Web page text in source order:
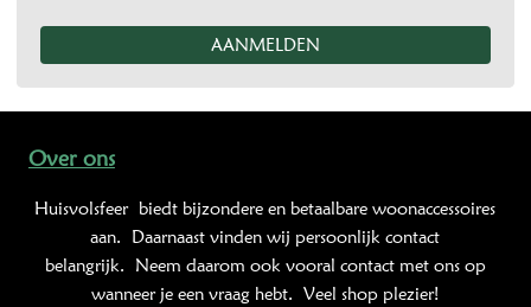
Over ons
Huisvolsfeer biedt bijzondere en betaalbare woonaccessoires
aan. Daarnaast vinden wij persoonlijk contact
belangrijk. Neem daarom ook vooral contact met ons op
wanneer je een vraag hebt. Veel shop plezier!